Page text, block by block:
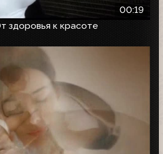
00:19
здоровья к красоте